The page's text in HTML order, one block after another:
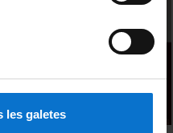
les galetes